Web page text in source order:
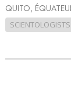
QUITO,
SCIENTOLOGISTS